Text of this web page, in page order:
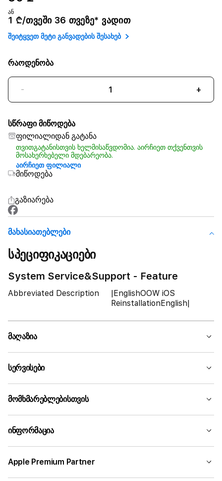
ან
1 ₾/თვეში 36 თვეზე* ვადით
შეიტყვეთ მეტი განვადების შესახებ
რაოდენობა
- +
სწრაფი მიწოდება
ფილიალიდან გატანა
თვითგატანისთვის ხელმისაწვდომია. აირჩიეთ თქვენთვის
მოსახერხებელი მდებარეობა.
აირჩიეთ ფილიალი
მიწოდება
გაზიარება
Მახასიათებლები
სპეციფიკაციები
System Service&Support - Feature
Abbreviated Description
|EnglishOOW iOS
ReinstallationEnglish|
მაღაზია
სერვისები
მომხმარებლებისთვის
ინფორმაცია
Apple Premium Partner